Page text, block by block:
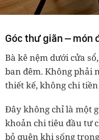
Góc thư giãn – món
Bà kê nệm dưới cửa
ban đêm. Không phải
thiết kế, không chi
Đây không chỉ là một
khoản chi tiêu đầu tư
bỏ quên khi sống